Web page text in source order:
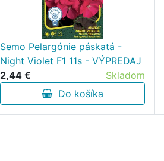
Semo Pelargónie páskatá -
Night Violet F1 11s - VÝPREDAJ
2,44 €
Skladom
Do košíka